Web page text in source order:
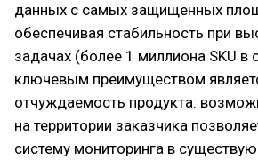
данных с самых защищенных
обеспечивая стабильность при
задачах (более 1 миллиона SKU в
ключевым преимуществом
отчуждаемость продукта:
на территории заказчика
систему мониторинга в